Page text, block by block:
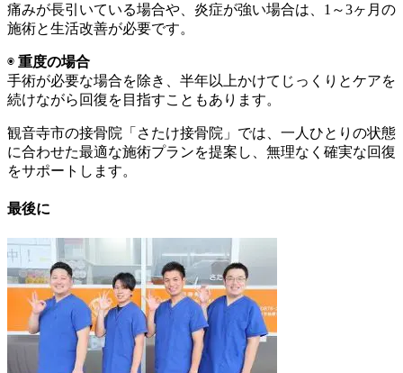
痛みが長引いている場合や、炎症が強い場合は、1～3ヶ月の
施術と生活改善が必要です。
◉ 重度の場合
手術が必要な場合を除き、半年以上かけてじっくりとケアを
続けながら回復を目指すこともあります。
観音寺市の接骨院「さたけ接骨院」では、一人ひとりの状態
に合わせた最適な施術プランを提案し、無理なく確実な回復
をサポートします。
最後に